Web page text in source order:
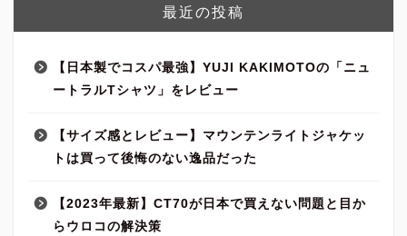
最近の投稿
【日本製でコスパ最強】YUJI KAKIMOTOの「ニュ
ートラルTシャツ」をレビュー
【サイズ感とレビュー】マウンテンライトジャケッ
トは買って後悔のない逸品だった
【2023年最新】CT70が日本で買えない問題と目か
らウロコの解決策